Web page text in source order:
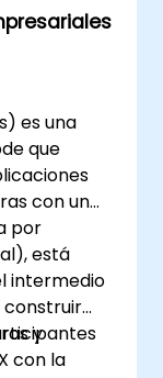
es una
que
con un
por
está
intermedio
construir
y
con la